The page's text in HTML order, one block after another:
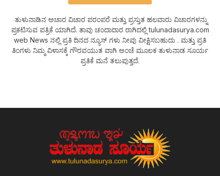
ತುಳುನಾಡಿನ ಅಚಾರ ವಿಚಾರ ಪರಂಪರೆ ಮತ್ತು ಪ್ರಸ್ತುತ ಹಲವಾರು ವಿಚಾರಗಳನ್ನು
ಪ್ರಕಟಿಸುವ ಪತ್ರಿಕೆ ಯಾಗಿದೆ. ತಾವು ಚಂದಾದಾರ ರಾಗಿದಲ್ಲಿ tulunadasurya.com
web News ನಲ್ಲಿ ಪ್ರತಿ ದಿನದ ನ್ಯೂಸ್ ಗಳು ನೀವು ವೀಕ್ಷಿಸಬಹುದು . ಮತ್ತು ಪ್ರತಿ
ತಿಂಗಳು ನಿಮ್ಮ ವಿಳಾಸಕ್ಕೆ ಗೌರವಯುತ ವಾಗಿ ಅಂಚೆ ಮೂಲಕ ತುಳುನಾಡ ಸೂರ್ಯ
ಪ್ರತಿಕೆ ಮನೆ ತಲುಪುತ್ತದೆ.